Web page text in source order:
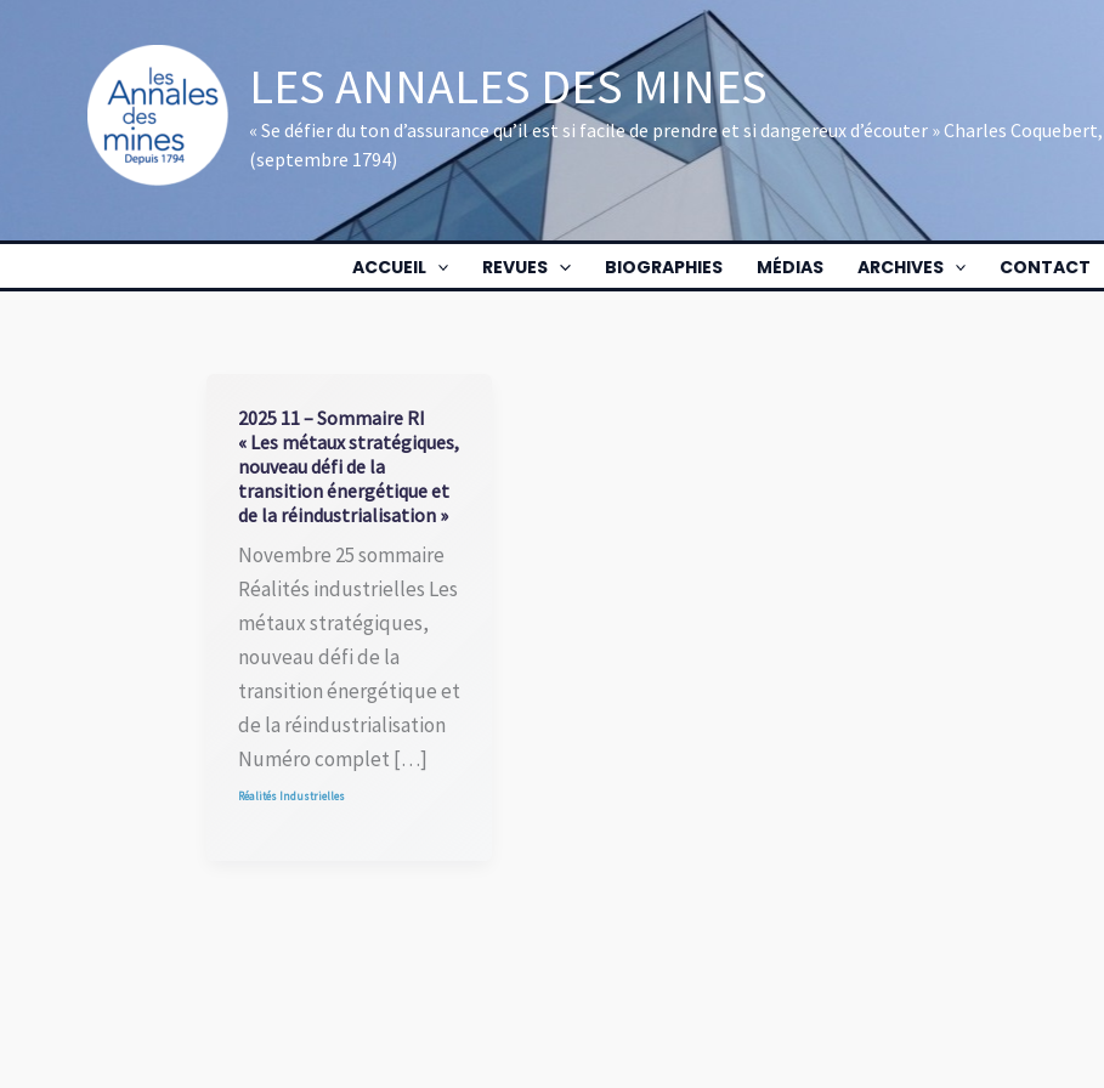
LES ANNALES DES MINES
« Se défier du ton d’assurance qu’il est si facile de prendre et si dangereux d’écouter » Charles
(septembre 1794)
ACCUEIL REVUES BIOGRAPHIES MÉDIAS ARCHIVES CONTACT
2025 11 – Sommaire RI
« Les métaux stratégiques,
nouveau défi de la
transition énergétique et
de la réindustrialisation »
Novembre 25 sommaire
Réalités industrielles Les
métaux stratégiques,
nouveau défi de la
transition énergétique et
de la réindustrialisation
Numéro complet […]
Réalités Industrielles